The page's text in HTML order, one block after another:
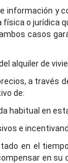
información y
o jurídica
casos
alquiler de
a través
de:
habitual en
e
en el
en